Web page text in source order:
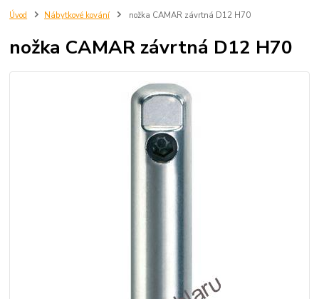
Úvod Nábytkové kování nožka CAMAR závrtná D12 H70
nožka CAMAR závrtná D12 H70